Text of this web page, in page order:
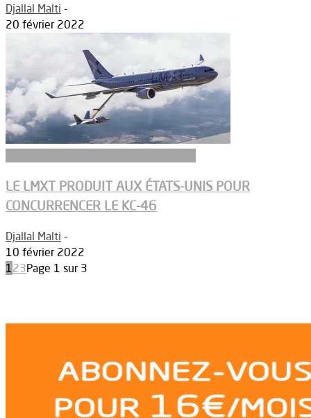
Djallal Malti -
20 février 2022
LE LMXT PRODUIT AUX ÉTATS-UNIS POUR
CONCURRENCER LE KC-46
Djallal Malti -
10 février 2022
123Page 1 sur 3